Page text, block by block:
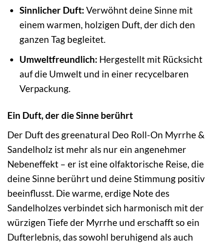
Sinnlicher Duft: Verwöhnt deine Sinne mit
einem warmen, holzigen Duft, der dich den
ganzen Tag begleitet.
Umweltfreundlich: Hergestellt mit Rücksicht
auf die Umwelt und in einer recycelbaren
Verpackung.
Ein Duft, der die Sinne berührt
Der Duft des greenatural Deo Roll-On Myrrhe &
Sandelholz ist mehr als nur ein angenehmer
Nebeneffekt – er ist eine olfaktorische Reise, die
deine Sinne berührt und deine Stimmung positiv
beeinflusst. Die warme, erdige Note des
Sandelholzes verbindet sich harmonisch mit der
würzigen Tiefe der Myrrhe und erschafft so ein
Dufterlebnis, das sowohl beruhigend als auch